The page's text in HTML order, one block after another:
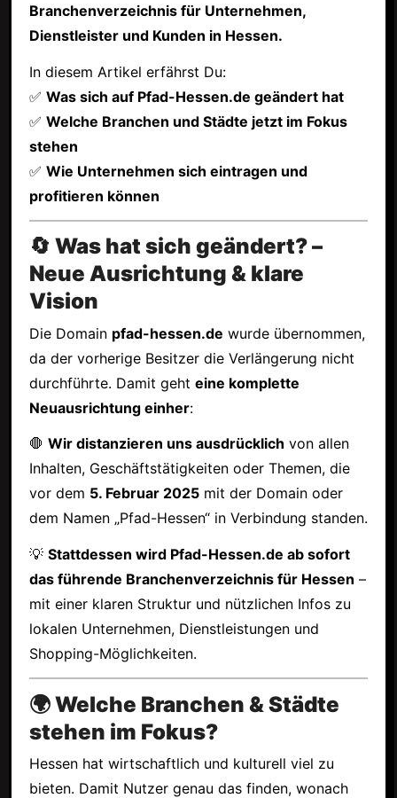
Branchenverzeichnis für Unternehmen,
Dienstleister und Kunden in Hessen.
In diesem Artikel erfährst Du:
✅ Was sich auf Pfad-Hessen.de geändert hat
✅ Welche Branchen und Städte jetzt im Fokus
stehen
✅ Wie Unternehmen sich eintragen und
profitieren können
🔄 Was hat sich geändert? –
Neue Ausrichtung & klare
Vision
Die Domain pfad-hessen.de wurde übernommen,
da der vorherige Besitzer die Verlängerung nicht
durchführte. Damit geht eine komplette
Neuausrichtung einher:
🛑 Wir distanzieren uns ausdrücklich von allen
Inhalten, Geschäftstätigkeiten oder Themen, die
vor dem 5. Februar 2025mit der Domain oder
dem Namen „Pfad-Hessen“ in Verbindung standen.
💡 Stattdessen wird Pfad-Hessen.de ab sofort
das führende Branchenverzeichnis für Hessen –
mit einer klaren Struktur und nützlichen Infos zu
lokalen Unternehmen, Dienstleistungen und
Shopping-Möglichkeiten.
🌍 Welche Branchen & Städte
stehen im Fokus?
Hessen hat wirtschaftlich und kulturell viel zu
bieten. Damit Nutzer genau das finden, wonach